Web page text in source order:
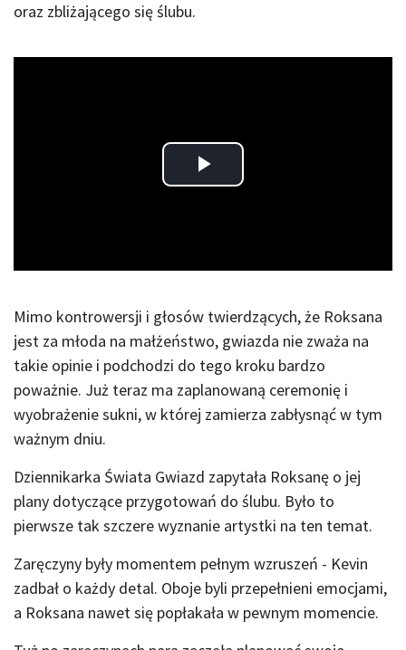
oraz zbliżającego się ślubu.
Play
Mimo kontrowersji i głosów twierdzących, że Roksana
jest za młoda na małżeństwo, gwiazda nie zważa na
takie opinie i podchodzi do tego kroku bardzo
poważnie. Już teraz ma zaplanowaną ceremonię i
wyobrażenie sukni, w której zamierza zabłysnąć w tym
ważnym dniu.
Dziennikarka Świata Gwiazd zapytała Roksanę o jej
plany dotyczące przygotowań do ślubu. Było to
pierwsze tak szczere wyznanie artystki na ten temat.
Zaręczyny były momentem pełnym wzruszeń - Kevin
zadbał o każdy detal. Oboje byli przepełnieni emocjami,
a Roksana nawet się popłakała w pewnym momencie.